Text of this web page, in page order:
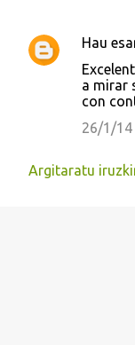
I
i
Hau
a mirar
con
26/1/14
Argitaratu